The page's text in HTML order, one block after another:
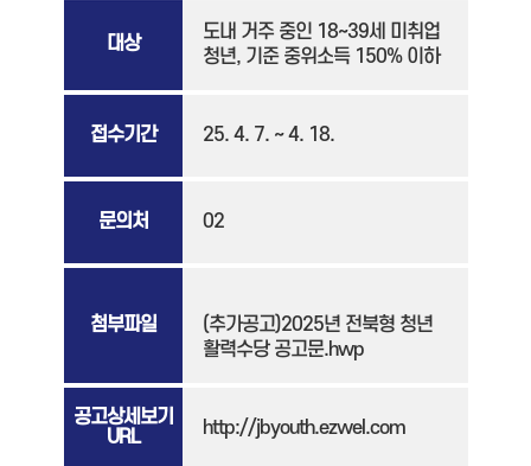
대상
도내 거주 중인 18~39세 미취업
청년, 기준 중위소득 150% 이하
접수기간 25. 4. 7. ~ 4. 18.
문의처 02
첨부파일
(추가공고)2025년 전북형 청년
활력수당 공고문.hwp
공고상세보기
URL
http://jbyouth.ezwel.com